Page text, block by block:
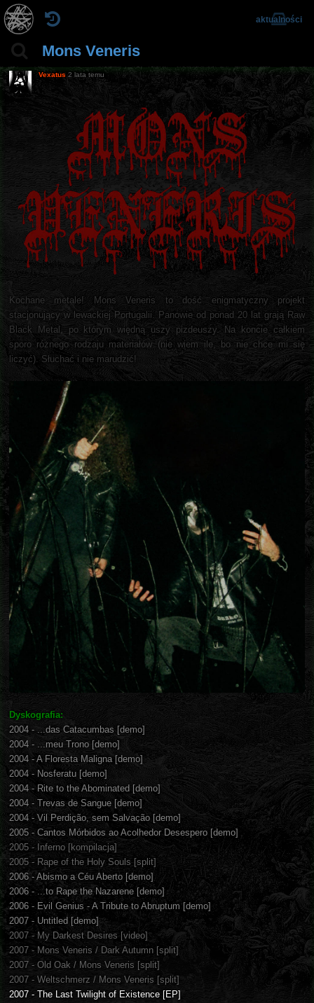
Mons Veneris
aktualności
Vexatus 2 lata temu
Kochane metale! Mons Veneris to dość enigmatyczny projekt
stacjonujący w lewackiej Portugalii. Panowie od ponad 20 lat grają Raw
Black Metal, po którym więdną uszy pizdeuszy. Na koncie całkiem
sporo różnego rodzaju materiałów (nie wiem ile, bo nie chce mi się
liczyć). Słuchać i nie marudzić!
Dyskografia:
2004 - ...das Catacumbas [demo]
2004 - ...meu Trono [demo]
2004 - A Floresta Maligna [demo]
2004 - Nosferatu [demo]
2004 - Rite to the Abominated [demo]
2004 - Trevas de Sangue [demo]
2004 - Vil Perdição, sem Salvação [demo]
2005 - Cantos Mórbidos ao Acolhedor Desespero [demo]
2005 - Inferno [kompilacja]
2005 - Rape of the Holy Souls [split]
2006 - Abismo a Céu Aberto [demo]
2006 - ...to Rape the Nazarene [demo]
2006 - Evil Genius - A Tribute to Abruptum [demo]
2007 - Untitled [demo]
2007 - My Darkest Desires [video]
2007 - Mons Veneris / Dark Autumn [split]
2007 - Old Oak / Mons Veneris [split]
2007 - Weltschmerz / Mons Veneris [split]
2007 - The Last Twilight of Existence [EP]